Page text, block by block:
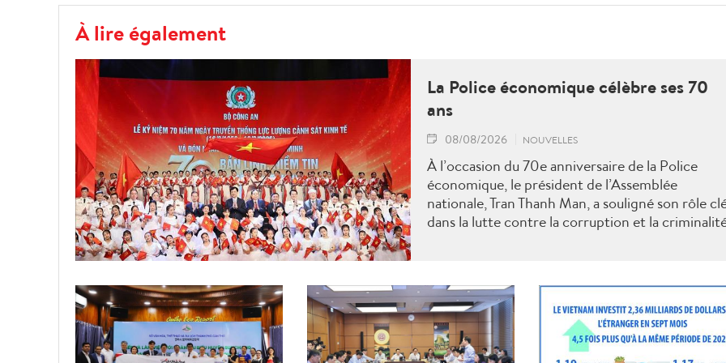
À lire également
La Police économique célèbre ses 70
ans
08/08/2026 NOUVELLES
À l’occasion du 70e anniversaire de la Police
économique, le président de l’Assemblée
nationale, Tran Thanh Man, a souligné son rôle
dans la lutte contre la corruption et la